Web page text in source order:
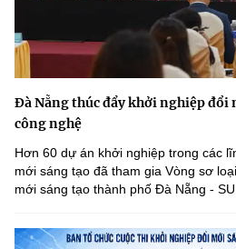
Đà Nẵng thúc đẩy khởi nghiệp đổi
công nghệ
Hơn 60 dự án khởi nghiệp trong các
mới sáng tạo đã tham gia Vòng sơ
mới sáng tạo thành phố Đà Nẵng -